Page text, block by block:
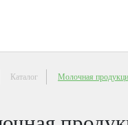
Каталог Молочная